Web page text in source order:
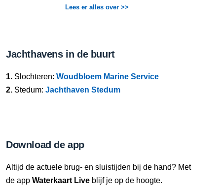
Lees er alles over >>
Jachthavens in de buurt
1. Slochteren: Woudbloem Marine Service
2. Stedum: Jachthaven Stedum
Download de app
Altijd de actuele brug- en sluistijden bij de hand? Met
de app Waterkaart Live blijf je op de hoogte.